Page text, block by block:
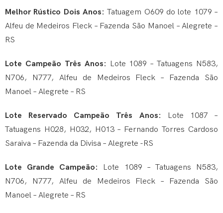
Melhor Rústico Dois Anos: Tatuagem O609 do lote 1079 –
Alfeu de Medeiros Fleck – Fazenda São Manoel – Alegrete –
RS
Lote Campeão Três Anos: Lote 1089 – Tatuagens N583,
N706, N777, Alfeu de Medeiros Fleck – Fazenda São
Manoel – Alegrete – RS
Lote Reservado Campeão Três Anos: Lote 1087 –
Tatuagens H028, H032, H013 – Fernando Torres Cardoso
Saraiva – Fazenda da Divisa – Alegrete -RS
Lote Grande Campeão:
Lote 1089 – Tatuagens N583,
N706, N777, Alfeu de Medeiros Fleck – Fazenda São
Manoel – Alegrete – RS